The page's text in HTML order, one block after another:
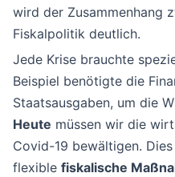
wird der Zusammenhang
Fiskalpolitik deutlich.
Jede Krise brauchte
Beispiel benötigte die
Staatsausgaben, um die
Heute müssen wir die
Covid-19 bewältigen.
flexible fiskalische